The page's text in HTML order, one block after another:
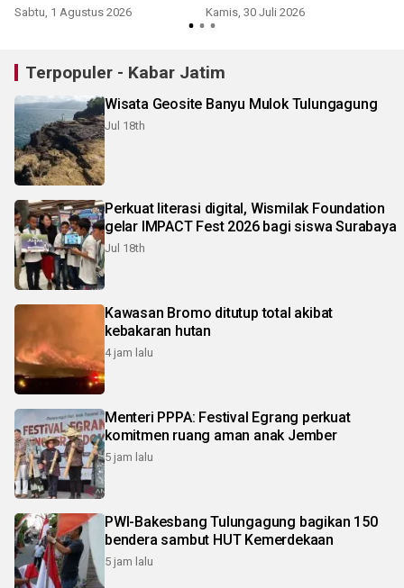
Sabtu, 1 Agustus 2026 Kamis, 30 Juli 2026
Terpopuler - Kabar Jatim
Wisata Geosite Banyu Mulok Tulungagung
Jul 18th
Perkuat literasi digital, Wismilak Foundation
gelar IMPACT Fest 2026 bagi siswa Surabaya
Jul 18th
Kawasan Bromo ditutup total akibat
kebakaran hutan
4 jam lalu
Menteri PPPA: Festival Egrang perkuat
komitmen ruang aman anak Jember
5 jam lalu
PWI-Bakesbang Tulungagung bagikan 150
bendera sambut HUT Kemerdekaan
5 jam lalu